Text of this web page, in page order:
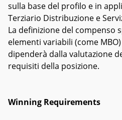
sulla base del profilo e in
Terziario Distribuzione e
La definizione del compenso
elementi variabili (come
dipenderà dalla valutazione
requisiti della posizione.
Winning Requirements